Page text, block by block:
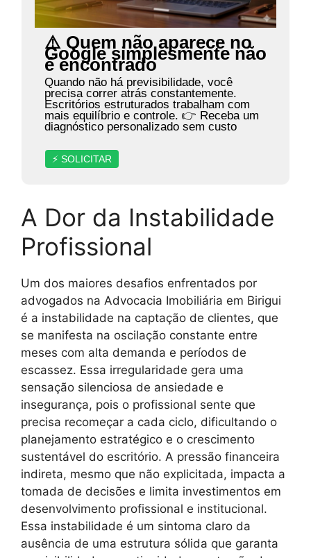
⚠️ Quem não aparece no
Google simplesmente não
é encontrado
Quando não há previsibilidade, você
precisa correr atrás constantemente.
Escritórios estruturados trabalham com
mais equilíbrio e controle. 👉 Receba um
diagnóstico personalizado sem custo
⚡ SOLICITAR
A Dor da Instabilidade
Profissional
Um dos maiores desafios enfrentados por
advogados na Advocacia Imobiliária em Birigui
é a instabilidade na captação de clientes, que
se manifesta na oscilação constante entre
meses com alta demanda e períodos de
escassez. Essa irregularidade gera uma
sensação silenciosa de ansiedade e
insegurança, pois o profissional sente que
precisa recomeçar a cada ciclo, dificultando o
planejamento estratégico e o crescimento
sustentável do escritório. A pressão financeira
indireta, mesmo que não explicitada, impacta a
tomada de decisões e limita investimentos em
desenvolvimento profissional e institucional.
Essa instabilidade é um sintoma claro da
ausência de uma estrutura sólida que garanta